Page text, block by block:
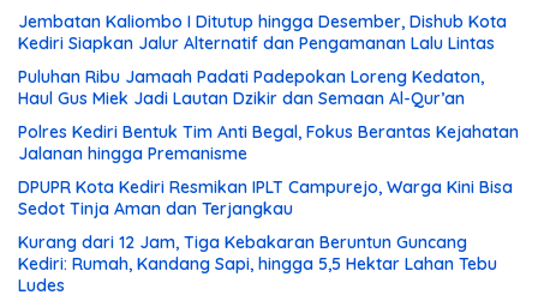
Jembatan Kaliombo I Ditutup hingga Desember, Dishub Kota
Kediri Siapkan Jalur Alternatif dan Pengamanan Lalu Lintas
Puluhan Ribu Jamaah Padati Padepokan Loreng Kedaton,
Haul Gus Miek Jadi Lautan Dzikir dan Semaan Al-Qur’an
Polres Kediri Bentuk Tim Anti Begal, Fokus Berantas Kejahatan
Jalanan hingga Premanisme
DPUPR Kota Kediri Resmikan IPLT Campurejo, Warga Kini Bisa
Sedot Tinja Aman dan Terjangkau
Kurang dari 12 Jam, Tiga Kebakaran Beruntun Guncang
Kediri: Rumah, Kandang Sapi, hingga 5,5 Hektar Lahan Tebu
Ludes